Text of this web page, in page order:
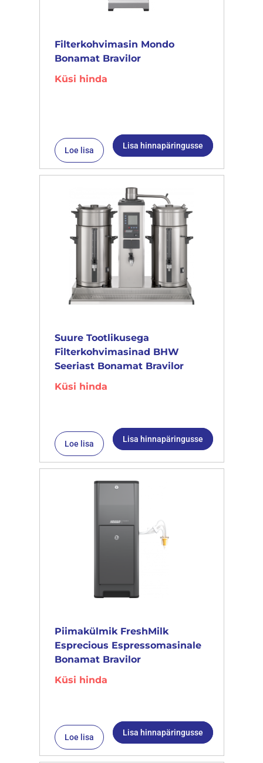
Filterkohvimasin Mondo
Bonamat Bravilor
Küsi hinda
Loe lisa Lisa hinnapäringusse
Suure Tootlikusega
Filterkohvimasinad BHW
Seeriast Bonamat Bravilor
Küsi hinda
Loe lisa Lisa hinnapäringusse
Piimakülmik FreshMilk
Esprecious Espressomasinale
Bonamat Bravilor
Küsi hinda
Loe lisa Lisa hinnapäringusse